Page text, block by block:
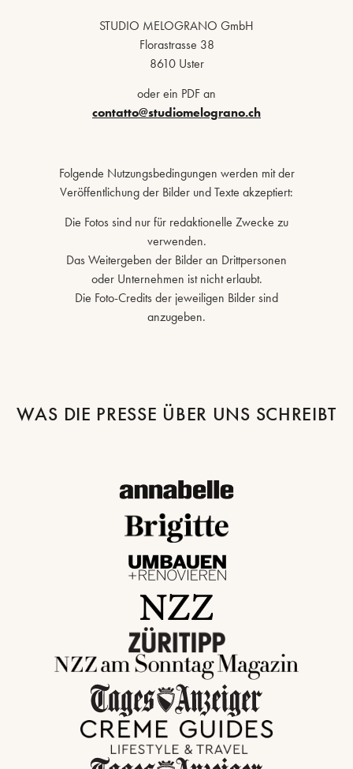
STUDIO MELOGRANO GmbH
Florastrasse 38
8610 Uster
oder ein PDF an
contatto@studiomelograno.ch
Folgende Nutzungsbedingungen werden mit der
Veröffentlichung der Bilder und Texte akzeptiert:
Die Fotos sind nur für redaktionelle Zwecke zu
verwenden.
Das Weitergeben der Bilder an Drittpersonen
oder Unternehmen ist nicht erlaubt.
Die Foto-Credits der jeweiligen Bilder sind
anzugeben.
WAS DIE PRESSE ÜBER UNS SCHREIBT